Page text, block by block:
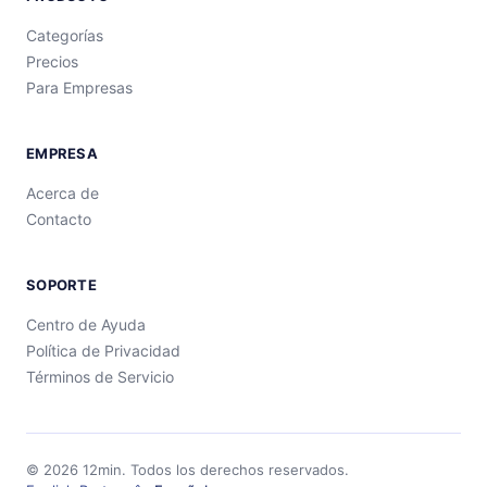
Categorías
Precios
Para Empresas
EMPRESA
Acerca de
Contacto
SOPORTE
Centro de Ayuda
Política de Privacidad
Términos de Servicio
© 2026 12min. Todos los derechos reservados.